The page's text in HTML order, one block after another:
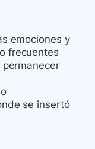
emociones y
frecuentes
se insertó